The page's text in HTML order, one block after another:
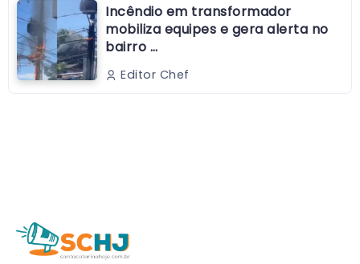
Incêndio em transformador
mobiliza equipes e gera alerta no
bairro …
Editor Chef